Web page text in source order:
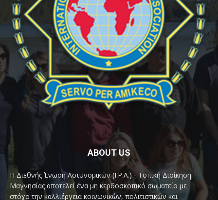
ABOUT US
Η Διεθνής Ένωση Αστυνομικών (I.P.A.) - Τοπική Διοίκηση
Μαγνησίας αποτελεί ένα μη κερδοσκοπικό σωματείο με
στόχο την καλλιέργεια κοινωνικών, πολιτιστικών και